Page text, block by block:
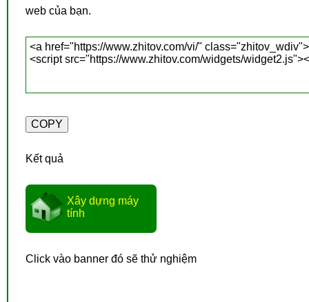
web của bạn.
Kết quả
Xây dựng máy
tính
Click vào banner đó sẽ thử nghiệm